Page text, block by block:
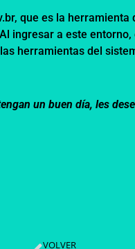
que es la herramienta
ingresar a este entorno,
herramientas del
un buen día, les
VOLVER